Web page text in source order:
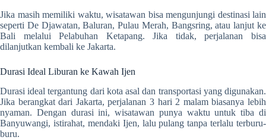
Jika masih memiliki waktu, wisatawan bisa mengunjungi destinasi lain
seperti De Djawatan, Baluran, Pulau Merah, Bangsring, atau lanjut ke
Bali melalui Pelabuhan Ketapang. Jika tidak, perjalanan bisa
dilanjutkan kembali ke Jakarta.
Durasi Ideal Liburan ke Kawah Ijen
Durasi ideal tergantung dari kota asal dan transportasi yang digunakan.
Jika berangkat dari Jakarta, perjalanan 3 hari 2 malam biasanya lebih
nyaman. Dengan durasi ini, wisatawan punya waktu untuk tiba di
Banyuwangi, istirahat, mendaki Ijen, lalu pulang tanpa terlalu terburu-
buru.